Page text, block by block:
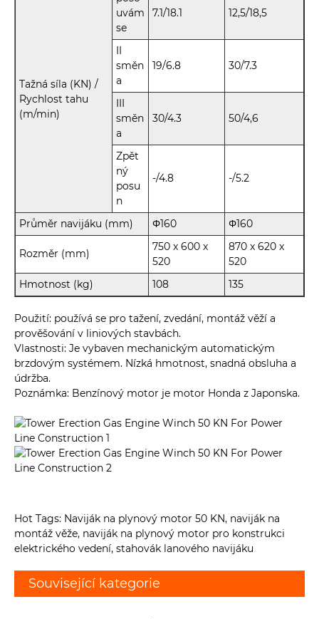
Tažná síla (KN) /
Rychlost tahu
(m/min)
uvám
se
7.1/18.1 12,5/18,5
II
směn
a
19/6.8 30/7.3
III
směn
a
30/4.3 50/4,6
Zpět
ný
posu
n
-/4.8 -/5.2
Průměr navijáku (mm) Φ160 Φ160
Rozměr (mm)
750 x 600 x
520
870 x 620 x
520
Hmotnost (kg)
108 135
Použití: používá se pro tažení, zvedání, montáž věží a
prověšování v liniových stavbách.
Vlastnosti: Je vybaven mechanickým automatickým
brzdovým systémem. Nízká hmotnost, snadná obsluha a
údržba.
Poznámka: Benzínový motor je motor Honda z Japonska.
Hot Tags: Naviják na plynový motor 50 KN, naviják na
montáž věže, naviják na plynový motor pro konstrukci
elektrického vedení, stahovák lanového navijáku
Související kategorie